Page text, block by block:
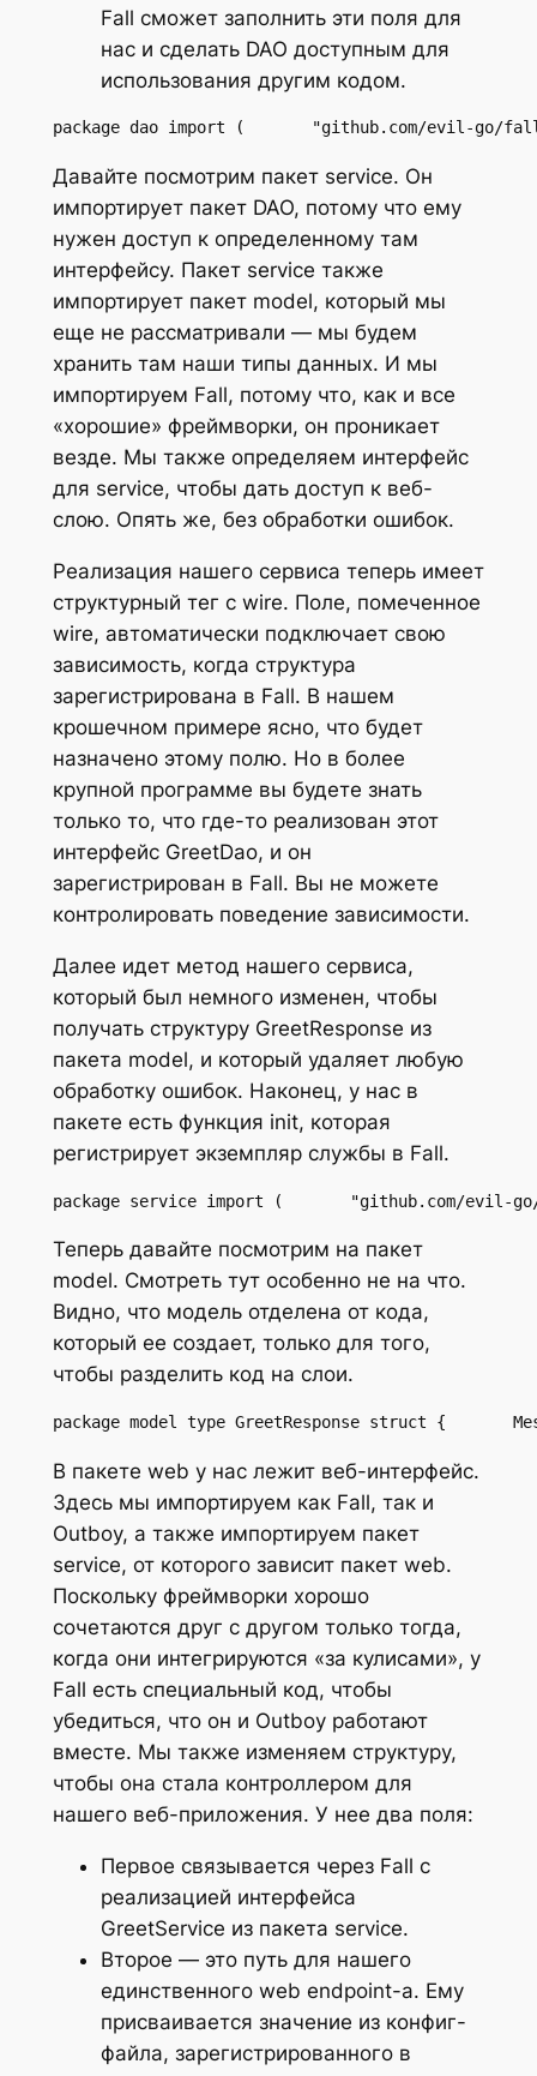
Fall сможет заполнить эти поля для
нас и сделать DAO доступным для
использования другим кодом.
package dao import (       "github.com/evil-go/
Давайте посмотрим пакет service. Он
импортирует пакет DAO, потому что ему
нужен доступ к определенному там
интерфейсу. Пакет service также
импортирует пакет model, который мы
еще не рассматривали — мы будем
хранить там наши типы данных. И мы
импортируем Fall, потому что, как и все
«хорошие» фреймворки, он проникает
везде. Мы также определяем интерфейс
для service, чтобы дать доступ к веб-
слою. Опять же, без обработки ошибок.
Реализация нашего сервиса теперь имеет
структурный тег с wire. Поле, помеченное
wire, автоматически подключает свою
зависимость, когда структура
зарегистрирована в Fall. В нашем
крошечном примере ясно, что будет
назначено этому полю. Но в более
крупной программе вы будете знать
только то, что где-то реализован этот
интерфейс GreetDao, и он
зарегистрирован в Fall. Вы не можете
контролировать поведение зависимости.
Далее идет метод нашего сервиса,
который был немного изменен, чтобы
получать структуру GreetResponse из
пакета model, и который удаляет любую
обработку ошибок. Наконец, у нас в
пакете есть функция init, которая
регистрирует экземпляр службы в Fall.
package service import (       "github.com/evil-
Теперь давайте посмотрим на пакет
model. Смотреть тут особенно не на что.
Видно, что модель отделена от кода,
который ее создает, только для того,
чтобы разделить код на слои.
package model type GreetResponse struct {
В пакете web у нас лежит веб-интерфейс.
Здесь мы импортируем как Fall, так и
Outboy, а также импортируем пакет
service, от которого зависит пакет web.
Поскольку фреймворки хорошо
сочетаются друг с другом только тогда,
когда они интегрируются «за кулисами», у
Fall есть специальный код, чтобы
убедиться, что он и Outboy работают
вместе. Мы также изменяем структуру,
чтобы она стала контроллером для
нашего веб-приложения. У нее два поля:
Первое связывается через Fall с
реализацией интерфейса
GreetService из пакета service.
Второе — это путь для нашего
единственного web endpoint-a. Ему
присваивается значение из конфиг-
файла, зарегистрированного в